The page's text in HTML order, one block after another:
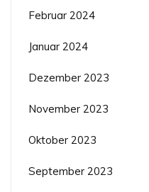
Februar 2024
Januar 2024
Dezember 2023
November 2023
Oktober 2023
September 2023